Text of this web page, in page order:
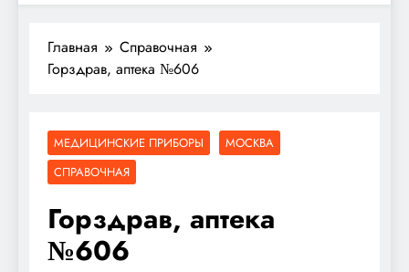
Главная
Справочная
Горздрав, аптека №606
МЕДИЦИНСКИЕ ПРИБОРЫ
МОСКВА
СПРАВОЧНАЯ
Горздрав, аптека
№606